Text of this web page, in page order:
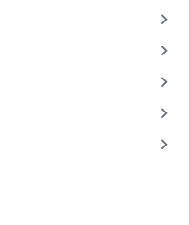
keyboard_arrow_right
keyboard_arrow_right
keyboard_arrow_right
keyboard_arrow_right
keyboard_arrow_right